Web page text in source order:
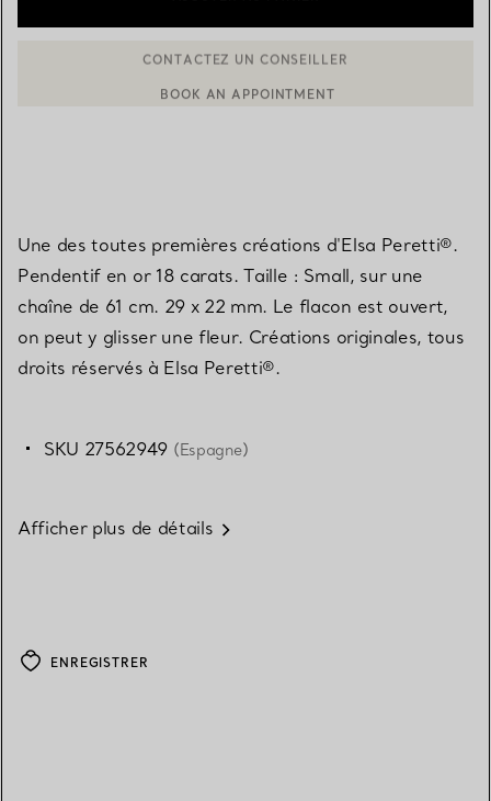
Une des toutes premières créations d'Elsa Peretti®.
Pendentif en or 18 carats. Taille : Small, sur une
chaîne de 61 cm. 29 x 22 mm. Le flacon est ouvert,
on peut y glisser une fleur. Créations originales, tous
droits réservés à Elsa Peretti®.
SKU 27562949 (Espagne)
Afficher plus de détails
ENREGISTRER